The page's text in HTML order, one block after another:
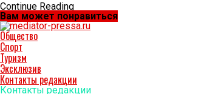
Continue Reading
Вам может понравиться
Общество
Спорт
Туризм
Эксклюзив
Контакты редакции
Контакты редакции